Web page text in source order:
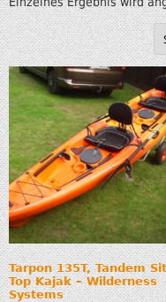
Tarpon 135T, Tandem
Top Kajak – Wilderness
Systems